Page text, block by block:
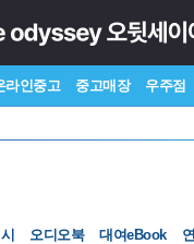
라인중고 중고매장 우주점
오디오북 대여eBook